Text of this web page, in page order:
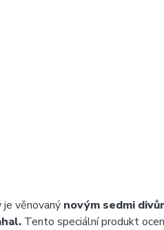
věnovaný novým sedmi
Tento speciální produkt